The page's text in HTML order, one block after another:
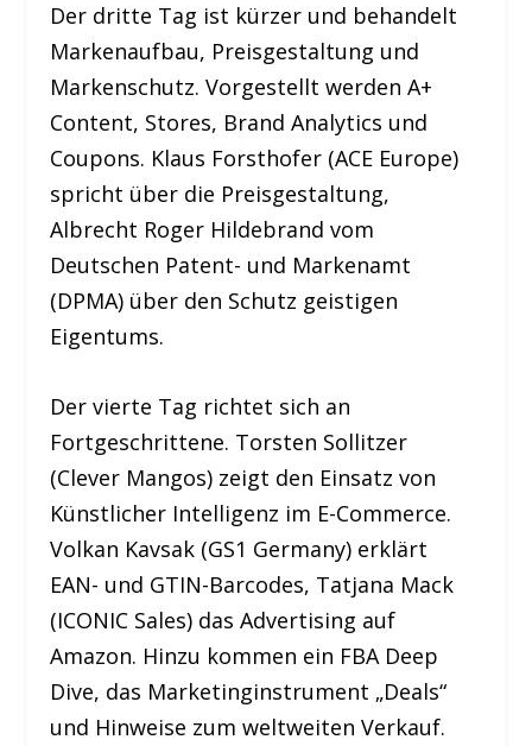
Der dritte Tag ist kürzer und behandelt
Markenaufbau, Preisgestaltung und
Markenschutz. Vorgestellt werden A+
Content, Stores, Brand Analytics und
Coupons. Klaus Forsthofer (ACE Europe)
spricht über die Preisgestaltung,
Albrecht Roger Hildebrand vom
Deutschen Patent- und Markenamt
(DPMA) über den Schutz geistigen
Eigentums.
Der vierte Tag richtet sich an
Fortgeschrittene. Torsten Sollitzer
(Clever Mangos) zeigt den Einsatz von
Künstlicher Intelligenz im E-Commerce.
Volkan Kavsak (GS1 Germany) erklärt
EAN- und GTIN-Barcodes, Tatjana Mack
(ICONIC Sales) das Advertising auf
Amazon. Hinzu kommen ein FBA Deep
Dive, das Marketinginstrument „Deals“
und Hinweise zum weltweiten Verkauf.